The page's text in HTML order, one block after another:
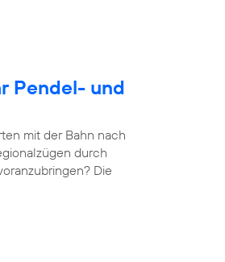
Pendel- und
mit der Bahn nach
durch
Die